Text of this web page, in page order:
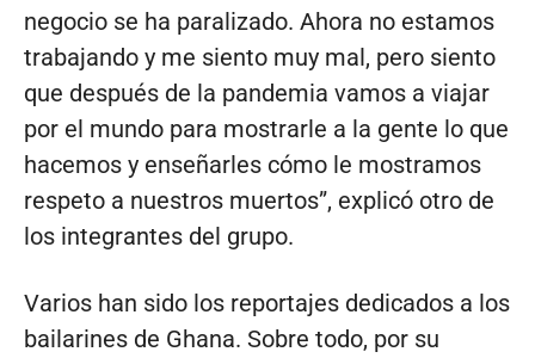
negocio se ha paralizado. Ahora no estamos
trabajando y me siento muy mal, pero siento
que después de la pandemia vamos a viajar
por el mundo para mostrarle a la gente lo que
hacemos y enseñarles cómo le mostramos
respeto a nuestros muertos”, explicó otro de
los integrantes del grupo.
Varios han sido los reportajes dedicados a los
bailarines de Ghana. Sobre todo, por su